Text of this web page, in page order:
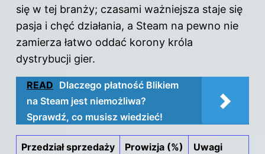
się w tej branży; czasami ważniejsza staje się
pasja i chęć działania, a Steam na pewno nie
zamierza łatwo oddać korony króla
dystrybucji gier.
READ Dlaczego płatność Blikiem
na Steam jest niemożliwa?
Sprawdź, co musisz wiedzieć!
Przedział sprzedaży Prowizja (%) Uwagi